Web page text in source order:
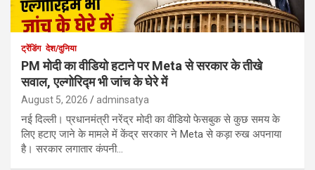
ट्रेंडिंग देश/दुनिया
PM मोदी का वीडियो हटाने पर Meta से सरकार के तीखे
सवाल, एल्गोरिद्म भी जांच के घेरे में
August 5, 2026 adminsatya
नई दिल्ली। प्रधानमंत्री नरेंद्र मोदी का वीडियो फेसबुक से कुछ समय के
लिए हटाए जाने के मामले में केंद्र सरकार ने Meta से कड़ा रुख अपनाया
है। सरकार लगातार कंपनी…